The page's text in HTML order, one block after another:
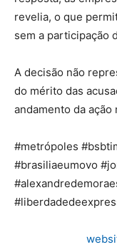
revelia, o que
sem a participação
A decisão não
do mérito das
andamento da ação
#metrópoles
#brasiliaeumovo